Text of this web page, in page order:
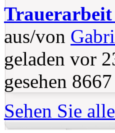
Trauerarbeit
aus/von
geladen vor
gesehen
Sehen Sie